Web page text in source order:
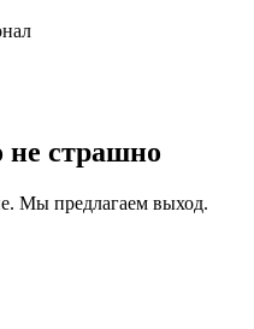
страшно
Мы предлагаем выход.